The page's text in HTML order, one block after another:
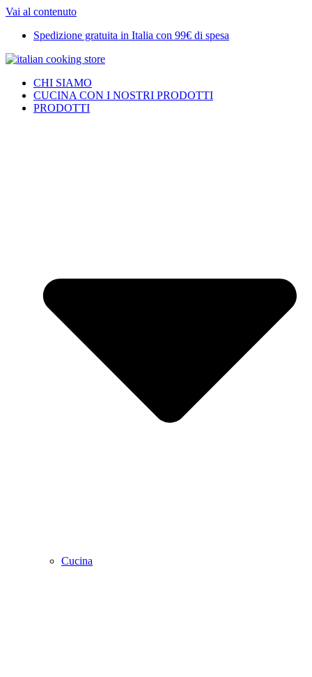
Vai al contenuto
Spedizione gratuita in Italia con 99€ di spesa
CHI SIAMO
CUCINA CON I NOSTRI PRODOTTI
PRODOTTI
Cucina